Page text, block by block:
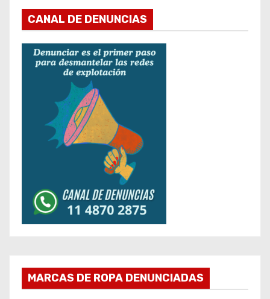
CANAL DE DENUNCIAS
MARCAS DE ROPA DENUNCIADAS